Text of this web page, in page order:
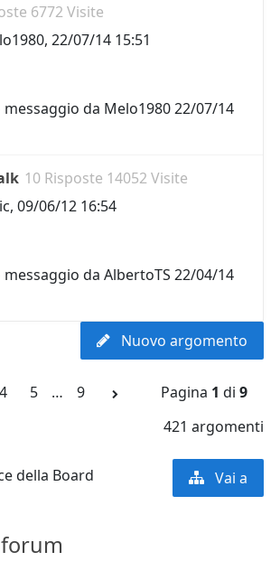
6772 Visite
, 22/07/14 15:51
da Melo198022/07/14
10 Risposte 14052 Visite
, 09/06/12 16:54
da AlbertoTS 22/04/14
Nuovo argomento
4 5 … 9 Pagina 1 di 9
421 argomenti
della Board Vai a